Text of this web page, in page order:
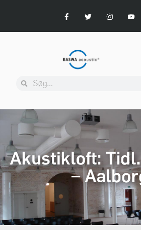
Akustikloft:
–